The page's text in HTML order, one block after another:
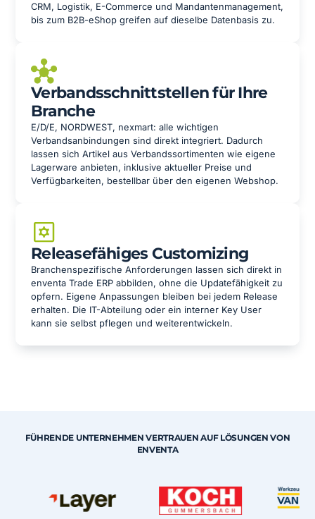
CRM, Logistik, E-Commerce und Mandantenmanagement,
bis zum B2B-eShop greifen auf dieselbe Datenbasis zu.
Verbandsschnittstellen für Ihre
Branche
E/D/E, NORDWEST, nexmart: alle wichtigen
Verbandsanbindungen sind direkt integriert. Dadurch
lassen sich Artikel aus Verbandssortimenten wie eigene
Lagerware anbieten, inklusive aktueller Preise und
Verfügbarkeiten, bestellbar über den eigenen Webshop.
Releasefähiges Customizing
Branchenspezifische Anforderungen lassen sich direkt in
enventa Trade ERP abbilden, ohne die Updatefähigkeit zu
opfern. Eigene Anpassungen bleiben bei jedem Release
erhalten. Die IT-Abteilung oder ein interner Key User
kann sie selbst pflegen und weiterentwickeln.
FÜHRENDE UNTERNEHMEN VERTRAUEN AUF LÖSUNGEN VON
ENVENTA